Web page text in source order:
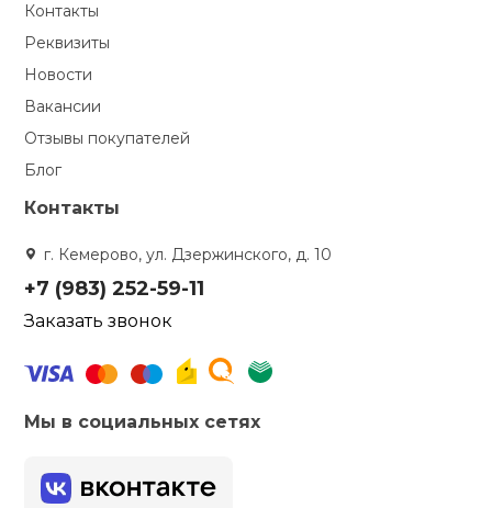
Контакты
Реквизиты
Новости
Вакансии
Отзывы покупателей
Блог
Контакты
г. Кемерово, ул. Дзержинского, д. 10
+7 (983) 252-59-11
Заказать звонок
Мы в социальных сетях